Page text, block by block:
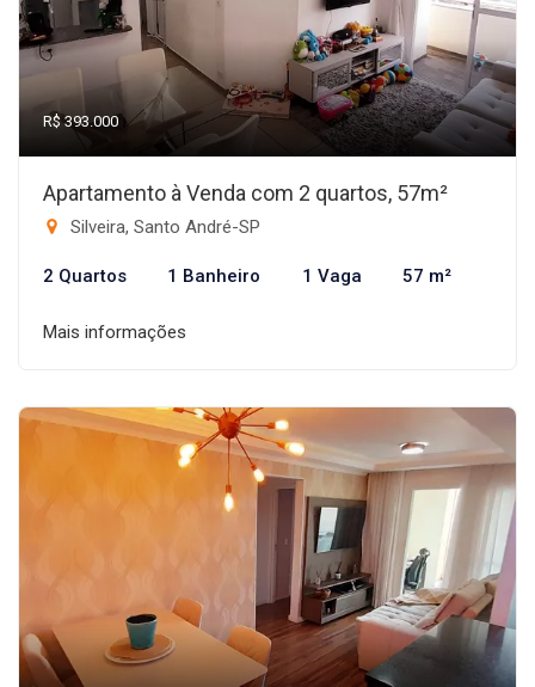
R$ 393.000
Apartamento à Venda com 2 quartos, 57m²
Silveira, Santo André-SP
2 Quartos 1 Banheiro 1 Vaga 57 m²
Mais informações